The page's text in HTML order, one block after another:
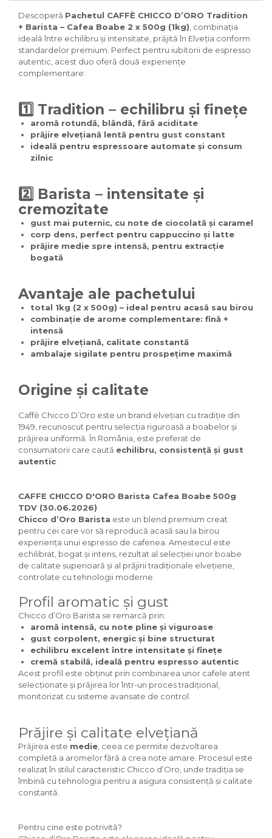
Descoperă Pachetul CAFFÈ CHICCO D’ORO Tradition
+ Barista – Cafea Boabe 2 x 500g (1kg), combinația
ideală între echilibru și intensitate, prăjită în Elveția conform
standardelor premium. Perfect pentru iubitorii de espresso
autentic, acest duo oferă două experiențe
complementare:
1️⃣ Tradition – echilibru și finețe
aromă rotundă, blândă, fără aciditate
prăjire elvețiană lentă pentru gust constant
ideală pentru espressoare automate și consum
zilnic
2️⃣ Barista – intensitate și
cremozitate
gust mai puternic, cu note de ciocolată și caramel
corp dens, perfect pentru cappuccino și latte
prăjire medie spre intensă, pentru extracție
bogată
Avantaje ale pachetului
total 1kg (2 x 500g) – ideal pentru acasă sau birou
combinație de arome complementare: fină +
intensă
prăjire elvețiană, calitate constantă
ambalaje sigilate pentru prospețime maximă
Origine și calitate
Caffè Chicco D’Oro este un brand elvețian cu tradiție din
1949, recunoscut pentru selecția riguroasă a boabelor și
prăjirea uniformă. În România, este preferat de
consumatorii care caută echilibru, consistență și gust
autentic.
CAFFE CHICCO D'ORO Barista Cafea Boabe 500g
TDV (30.06.2026)
Chicco d’Oro Barista este un blend premium creat
pentru cei care vor să reproducă acasă sau la birou
experiența unui espresso de cafenea. Amestecul este
echilibrat, bogat și intens, rezultat al selecției unor boabe
de calitate superioară și al prăjirii tradiționale elvețiene,
controlate cu tehnologii moderne.
Profil aromatic și gust
Chicco d’Oro Barista se remarcă prin:
aromă intensă, cu note pline și viguroase
gust corpolent, energic și bine structurat
echilibru excelent între intensitate și finețe
cremă stabilă, ideală pentru espresso autentic
Acest profil este obținut prin combinarea unor cafele atent
selecționate și prăjirea lor într-un proces tradițional,
monitorizat cu sisteme avansate de control.
Prăjire și calitate elvețiană
Prăjirea este medie, ceea ce permite dezvoltarea
completă a aromelor fără a crea note amare. Procesul este
realizat în stilul caracteristic Chicco d’Oro, unde tradiția se
îmbină cu tehnologia pentru a asigura consistență și calitate
constantă.
Pentru cine este potrivită?